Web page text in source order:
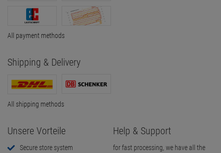
All payment methods
Shipping & Delivery
All shipping methods
Unsere Vorteile
Secure store system
Help & Support
for fast processing, we have all the